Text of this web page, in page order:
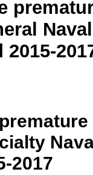
2017